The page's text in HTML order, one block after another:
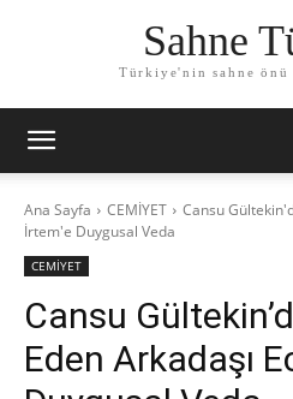
Sahne
Türkiye'nin sahne önü
Ana Sayfa CEMİYET
Cansu
İrtem'e Duygusal Veda
CEMİYET
Cansu
Eden Arkadaşı